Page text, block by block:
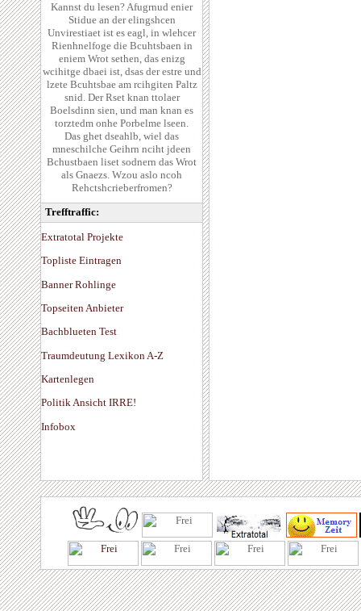
Kannst du lesen? Afugrnud enier
Stidue an der elingshcen
Unvirestiaet ist es eagl, in wlehcer
Rienhnelfoge die Bcuhtsbaen in
eniem Wrot sethen, das enizg
wcihitge dbaei ist, dsas der estre und
lzete Bcuhtsbae am rcihgiten Paltz
snid. Der Rset knan ttolaer
Boelsdinn sien, und man knan es
torztedm onhe Porbelme lseen.
Das ghet dseahlb, wiel das
mneschilche Geihrn nciht jdeen
Bchustbaen liset sodnern das Wrot
als Gnaezs. Wzou aslo ncoh
Rehctshcrieberfromen?
Trefftraffic:
Extratotal Projekte
Topliste Eintragen
Banner Rohlinge
Topseiten Anbieter
Bachblueten Test
Traumdeutung Lexikon A-Z
Kartenlegen
Politik Ansicht IRRE!
Infobox